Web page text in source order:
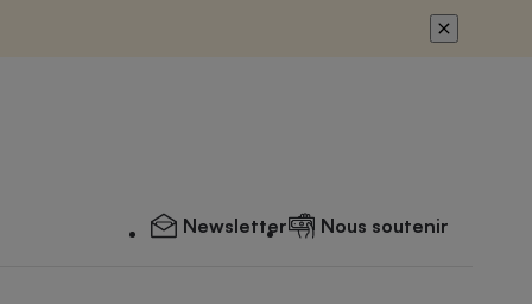
Newsletter Nous soutenir